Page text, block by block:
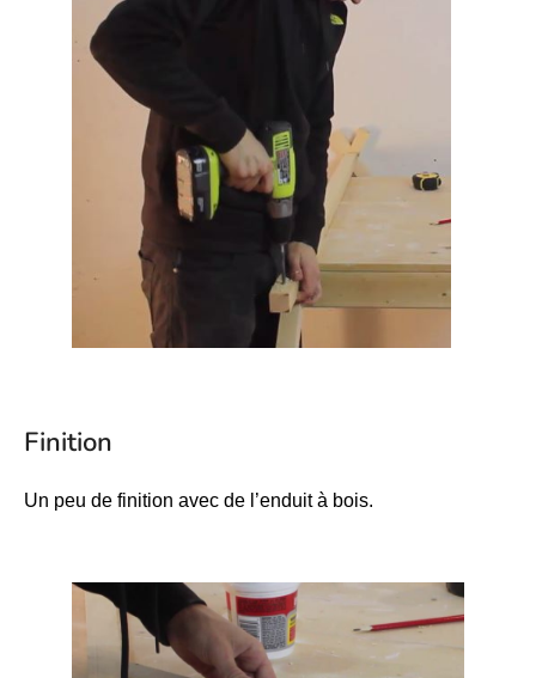
Finition
Un peu de finition avec de l’enduit à bois.